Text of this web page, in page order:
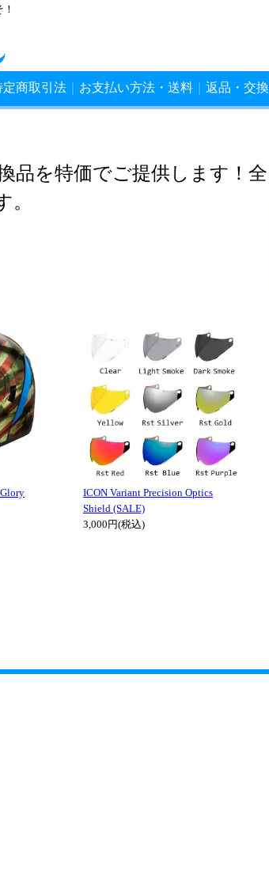
定商取引法 お支払い方法・送料 返品・交換
品を特価でご提供します！全
ICON Variant Precision Optics
Shield (SALE)
3,000円(税込)